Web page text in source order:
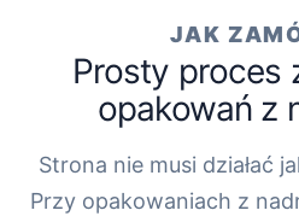
JAK
Prosty proces
opakowań z
Strona nie musi działać
Przy opakowaniach z